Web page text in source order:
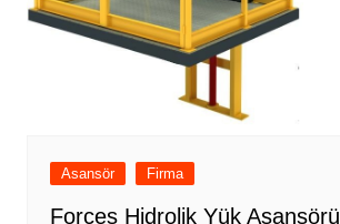
Asansör Firma
Forces Hidrolik Yük Asansörü